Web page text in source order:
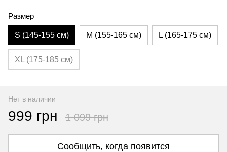
Размер
S (145-155 см) M (155-165 см) L (165-175 см)
XL (175-185 см)
Нет в наличии
999 грн 1 099 грн
Сообщить, когда появится